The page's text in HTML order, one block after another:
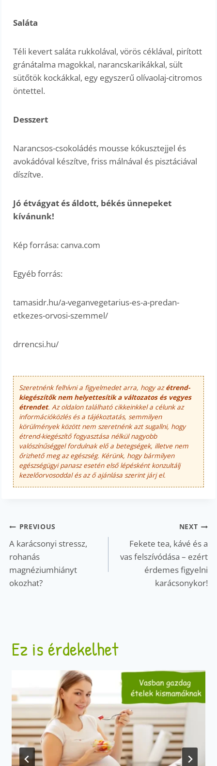
Saláta
Téli kevert saláta rukkolával, vörös céklával, pirított
gránátalma magokkal, narancskarikákkal, sült
sütőtök kockákkal, egy egyszerű olívaolaj-citromos
öntettel.
Desszert
Narancsos-csokoládés mousse kókusztejjel és
avokádóval készítve, friss málnával és pisztáciával
díszítve.
Jó étvágyat és áldott, békés ünnepeket
kívánunk!
Kép forrása: canva.com
Egyéb forrás:
tamasidr.hu/a-veganvegetarius-es-a-predan-
etkezes-orvosi-szemmel/
drrencsi.hu/
Szeretnénk felhívni a figyelmedet arra, hogy azétrend-
kiegészítők nem helyettesítik a változatos és vegyes
étrendet. Az oldalon található cikkeinkkel a célunk az
információközlés és a tájékoztatás, semmilyen
körülmények között nem szeretnénk azt sugallni, hogy
étrend-kiegészítő fogyasztása nélkül nagyobb
valószínűséggel fordulnak elő a betegségek, illetve nem
őrizhető meg az egészség. Kérünk, hogy bármilyen
egészségügyi panasz esetén első lépésként konzultálj
kezelőorvosoddal és az ő ajánlása szerint járj el.
Bejegyzés
navigáció
PREVIOUS
A karácsonyi stressz,
rohanás
magnéziumhiányt
okozhat?
NEXT
Fekete tea, kávé és a
vas felszívódása – ezért
érdemes figyelni
karácsonykor!
Ez is érdekelhet